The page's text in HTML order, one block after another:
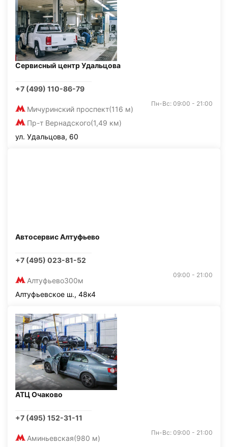
Сервисный центр Удальцова
+7 (499) 110-86-79
Мичуринский проспект(116 м)
Пр-т Вернадского(1,49 км)
Пн-Вс: 09:00 - 21:00
ул. Удальцова, 60
Автосервис Алтуфьево
+7 (495) 023-81-52
Алтуфьево300м
09:00 - 21:00
Алтуфьевское ш., 48к4
АТЦ Очаково
+7 (495) 152-31-11
Аминьевская(980 м)
Пн-Вс: 09:00 - 21:00